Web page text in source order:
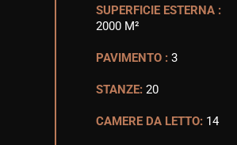
SUPERFICIE ESTERNA :
2000 M²
PAVIMENTO : 3
STANZE: 20
CAMERE DA LETTO: 14